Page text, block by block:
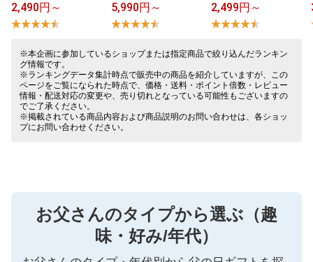
2,490円～ 5,990円～ 2,499円～
※本企画に参加しているショップまたは指定商品で絞り込んだランキン
グ情報です。
※ランキングデータ集計時点で販売中の商品を紹介していますが、この
ページをご覧になられた時点で、価格・送料・ポイント倍数・レビュー
情報・配送対応の変更や、売り切れとなっている可能性もございますの
でご了承ください。
※掲載されている商品内容および商品説明のお問い合わせは、各ショッ
プにお問い合わせください。
お父さんのタイプから選ぶ（趣
味・好み/年代）